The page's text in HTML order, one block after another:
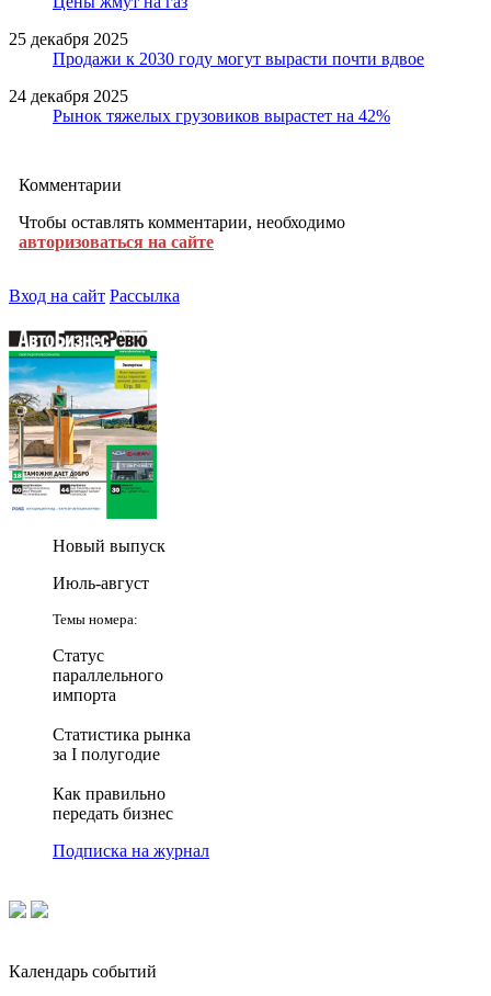
25 декабря 2025
Продажи к 2030 году могут вырасти почти вдвое
24 декабря 2025
Рынок тяжелых грузовиков вырастет на 42%
Комментарии
Чтобы оставлять комментарии, необходимо
авторизоваться на сайте
Вход на сайт Рассылка
Новый выпуск
Июль-август
Темы номера:
Статус
параллельного
импорта
Статистика рынка
за I полугодие
Как правильно
передать бизнес
Подписка на журнал
Календарь событий